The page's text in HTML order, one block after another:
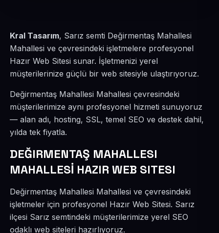
Kral Tasarım, Sarız semti Değirmentaş Mahallesi
Mahallesi ve çevresindeki işletmelere profesyonel
Hazır Web Sitesi sunar. İşletmenizi yerel
müşterilerinize güçlü bir web sitesiyle ulaştırıyoruz.
Değirmentaş Mahallesi Mahallesi çevresindeki
müşterilerimize aynı profesyonel hizmeti sunuyoruz
— alan adı, hosting, SSL, temel SEO ve destek dahil,
yılda tek fiyatla.
DEĞIRMENTAŞ MAHALLESI
MAHALLESİ HAZIR WEB SITESI
Değirmentaş Mahallesi Mahallesi ve çevresindeki
işletmeler için profesyonel Hazır Web Sitesi. Sarız
ilçesi Sarız semtindeki müşterilerimize yerel SEO
odaklı web siteleri hazırlıyoruz.